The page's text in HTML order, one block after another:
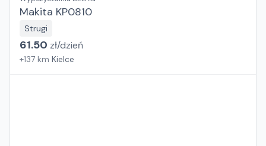
Makita KP0810
Strugi
61.50 zł/dzień
+137 km Kielce